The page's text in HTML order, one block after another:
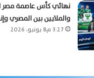
نهائي كأس عاصمة مصر
والملايين بين المصري
3:27 م8 يونيو، 2026